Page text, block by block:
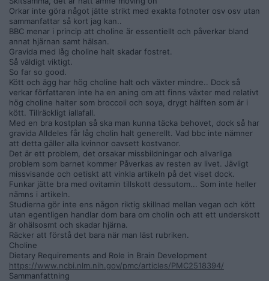
Orkar inte göra något jätte strikt med exakta fotnoter osv osv utan
sammanfattar så kort jag kan..
BBC menar i princip att choline är essentiellt och påverkar bland
annat hjärnan samt hälsan.
Gravida med låg choline halt skadar fostret.
Så väldigt viktigt.
So far so good.
Kött och ägg har hög choline halt och växter mindre.. Dock så
verkar författaren inte ha en aning om att finns växter med relativt
hög choline halter som broccoli och soya, drygt hälften som är i
kött. Tillräckligt iallafall.
Med en bra kostplan så ska man kunna täcka behovet, dock så har
gravida Alldeles får låg cholin halt generellt. Vad bbc inte nämner
att detta gäller alla kvinnor oavsett kostvanor.
Det är ett problem, det orsakar missbildningar och allvarliga
problem som barnet kommer Påverkas av resten av livet. Jävligt
missvisande och oetiskt att vinkla artikeln på det viset dock.
Funkar jätte bra med ovitamin tillskott dessutom... Som inte heller
nämns i artikeln.
Studierna gör inte ens någon riktig skillnad mellan vegan och kött
utan egentligen handlar dom bara om cholin och att ett underskott
är ohälsosmt och skadar hjärna.
Räcker att förstå det bara när man läst rubriken.
Choline
Dietary Requirements and Role in Brain Development
https://www.ncbi.nlm.nih.gov/pmc/articles/PMC2518394/
Sammanfattning